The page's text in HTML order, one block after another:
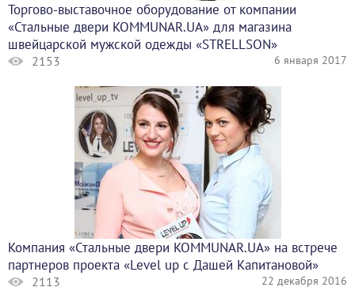
Торгово-выставочное оборудование от компании
«Стальные двери KOMMUNAR.UA» для магазина
швейцарской мужской одежды «STRELLSON»
2153 6 января 2017
Компания «Стальные двери KOMMUNAR.UA» на встрече
партнеров проекта «Level up с Дашей Капитановой»
2113 22 декабря 2016